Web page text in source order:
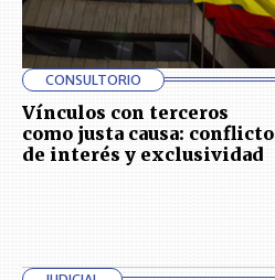
CONSULTORIO
Vínculos con terceros
como justa causa: conflicto
de interés y exclusividad